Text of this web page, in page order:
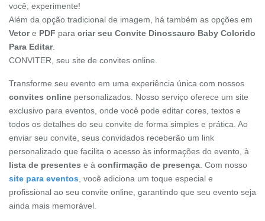
você, experimente!
Além da opção tradicional de imagem, há também as opções em
Vetore PDF para criar seu Convite Dinossauro Baby Colorido
Para Editar.
CONVITER, seu site de convites online.
Transforme seu evento em uma experiência única com nossos
convites online personalizados. Nosso serviço oferece um site
exclusivo para eventos, onde você pode editar cores, textos e
todos os detalhes do seu convite de forma simples e prática. Ao
enviar seu convite, seus convidados receberão um link
personalizado que facilita o acesso às informações do evento, à
lista de presentes e à confirmação de presença . Com nosso
site para eventos , você adiciona um toque especial e
profissional ao seu convite online, garantindo que seu evento seja
ainda mais memorável.